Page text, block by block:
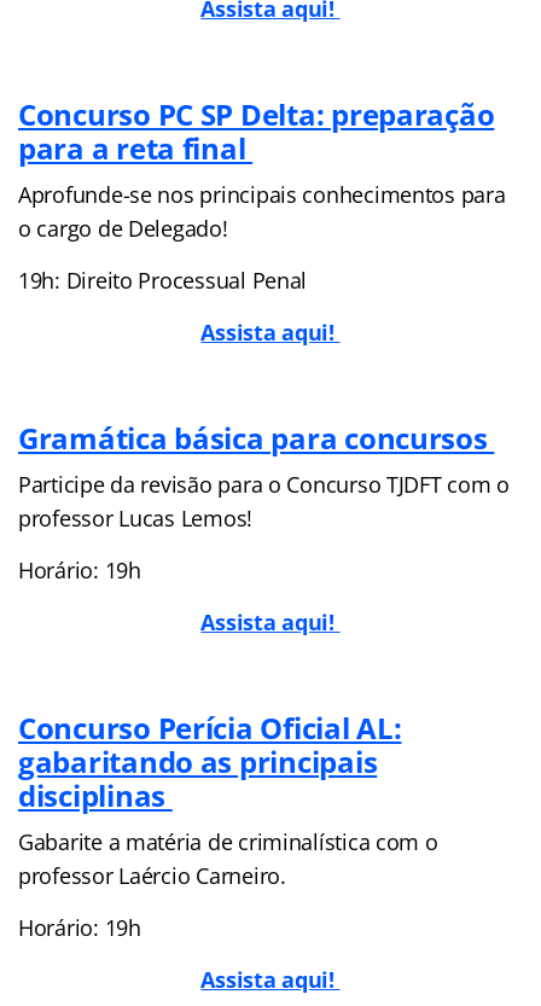
Assista aqui!
Concurso PC SP Delta: preparação
para a reta final
Aprofunde-se nos principais conhecimentos para
o cargo de Delegado!
19h: Direito Processual Penal
Assista aqui!
Gramática básica para concursos
Participe da revisão para o Concurso TJDFT com o
professor Lucas Lemos!
Horário: 19h
Assista aqui!
Concurso Perícia Oficial AL:
gabaritando as principais
disciplinas
Gabarite a matéria de criminalística com o
professor Laércio Carneiro.
Horário: 19h
Assista aqui!